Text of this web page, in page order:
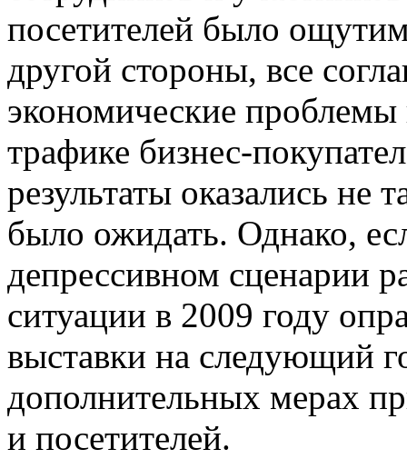
посетителей было
другой стороны, все
экономические проблемы
трафике бизнес-
результаты оказались
было ожидать. Однако,
депрессивном сценарии
ситуации в 2009 году
выставки на следующий
дополнительных мерах
и посетителей.